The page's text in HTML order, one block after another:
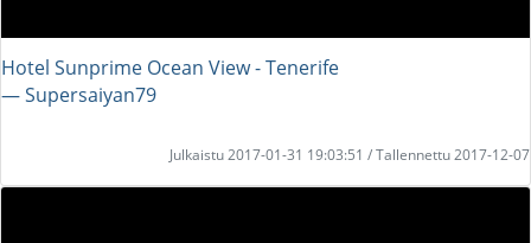
Hotel Sunprime Ocean View - Tenerife
― Supersaiyan79
Julkaistu 2017-01-31 19:03:51 / Tallennettu 2017-12-07